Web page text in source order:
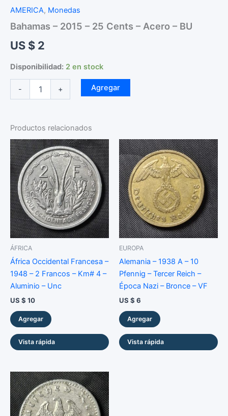
AMERICA, Monedas
Bahamas – 2015 – 25 Cents – Acero – BU
US $ 2
Disponibilidad: 2 en stock
-
25
-
Acero
-
BU
cantidad
+ Agregar
Productos relacionados
ÁFRICA
África Occidental Francesa –
1948 – 2 Francos – Km# 4 –
Aluminio – Unc
US $ 10
Agregar
Vista rápida
EUROPA
Alemania – 1938 A – 10
Pfennig – Tercer Reich –
Época Nazi – Bronce – VF
US $ 6
Agregar
Vista rápida